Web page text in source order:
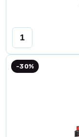
-30%